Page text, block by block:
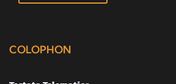
COLOPHON